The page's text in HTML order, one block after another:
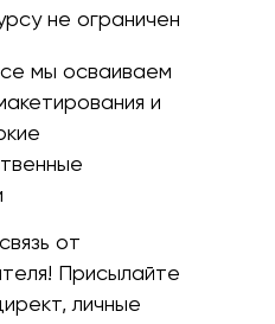
мы осваиваем
и
не ограничен
от
Присылайте
личные